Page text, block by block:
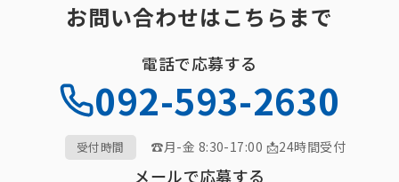
お問い合わせはこちらまで
電話で応募する
092-593-2630
受付時間 ☎月-金 8:30-17:00 📩24時間受付
メールで応募する